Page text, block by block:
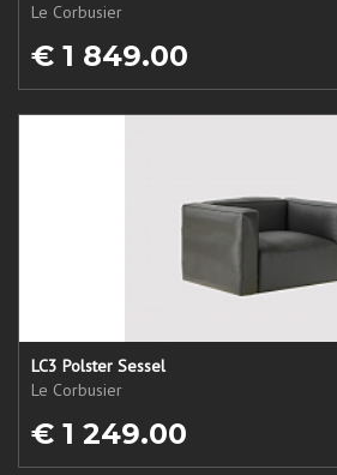
Le Corbusier
€ 1 849.00
LC3 Polster Sessel
Le Corbusier
€ 1 249.00